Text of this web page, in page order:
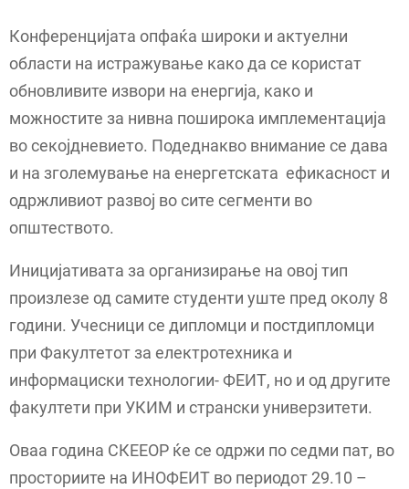
Конференцијата опфаќа широки и актуелни
области на истражување како да се користат
обновливите извори на енергија, како и
можностите за нивна поширока имплементација
во секојдневието. Подеднакво внимание се дава
и на зголемување на енергетската ефикасност и
одржливиот развој во сите сегменти во
општеството.
Иницијативата за организирање на овој тип
произлезе од самите студенти уште пред околу 8
години. Учесници се дипломци и постдипломци
при Факултетот за електротехника и
информациски технологии- ФЕИТ, но и од другите
факултети при УКИМ и странски универзитети.
Оваа година СКЕЕОР ќе се одржи по седми пат, во
просториите на ИНОФЕИТ во периодот 29.10 –